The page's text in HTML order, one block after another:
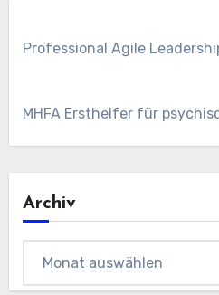
Professional Agile
MHFA Ersthelfer für
Archiv